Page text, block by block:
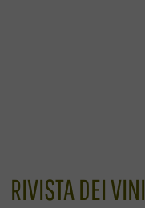
RIVISTA DEI VINI